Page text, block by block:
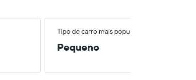
Tipo de carro mais popular
Pequeno